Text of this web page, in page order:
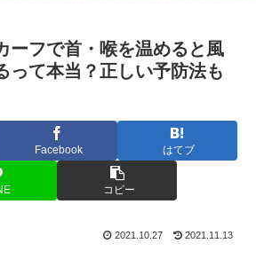
ーフで首・喉を温めると風
って本当？正しい予防法も
Facebook はてブ
コピー
2021.10.27 2021.11.13